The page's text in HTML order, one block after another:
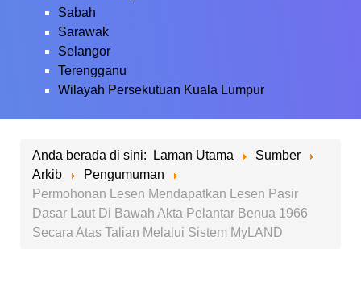
Sabah
Sarawak
Selangor
Terengganu
Wilayah Persekutuan Kuala Lumpur
Anda berada di sini: Laman Utama
Sumber
Arkib
Pengumuman
Permohonan Lesen Mendapatkan Lesen Pasir
Dasar Laut Di Bawah Akta Pelantar Benua 1966
Secara Atas Talian Melalui Sistem MyLAND